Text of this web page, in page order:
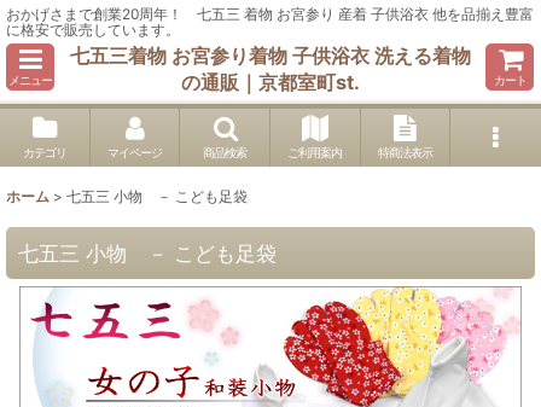
おかげさまで創業20周年！ 七五三 着物 お宮参り 産着 子供浴衣 他を品揃え豊富
に格安で販売しています。
メニュー
七五三着物 お宮参り着物 子供浴衣 洗える着物
の通販｜京都室町st.
カート
カテゴリ マイページ 商品検索 ご利用案内 特商法表示
ホーム > 七五三 小物 － こども足袋
七五三 小物 － こども足袋